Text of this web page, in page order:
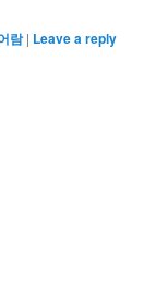
람 | Leave a reply